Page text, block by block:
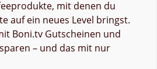
mit denen du
auf ein neues Level bringst.
Boni.tv Gutscheinen und
– und das mit nur